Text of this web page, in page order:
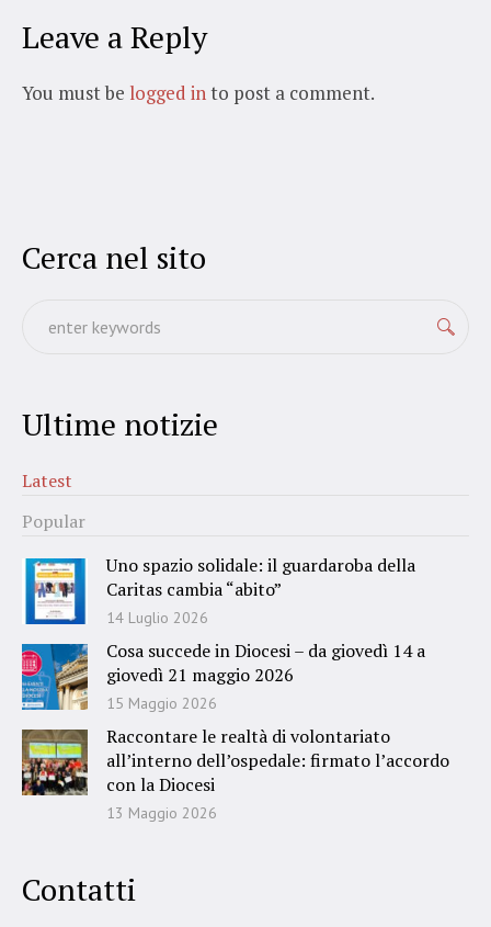
Leave a Reply
You must be logged into post a comment.
Cerca nel sito
Ultime notizie
Latest
Popular
Uno spazio solidale: il guardaroba della
Caritas cambia “abito”
14 Luglio 2026
Cosa succede in Diocesi – da giovedì 14 a
giovedì 21 maggio 2026
15 Maggio 2026
Raccontare le realtà di volontariato
all’interno dell’ospedale: firmato l’accordo
con la Diocesi
13 Maggio 2026
Contatti